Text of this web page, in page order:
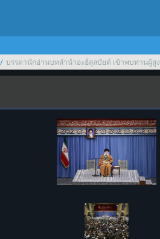
บรรดานักอ่านบทลำนำอะฮ์ลุลบัยต์ เข้าพบท่านผู้สู